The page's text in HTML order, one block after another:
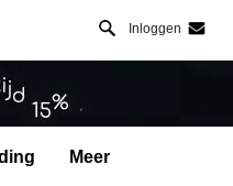
Inloggen
Meer